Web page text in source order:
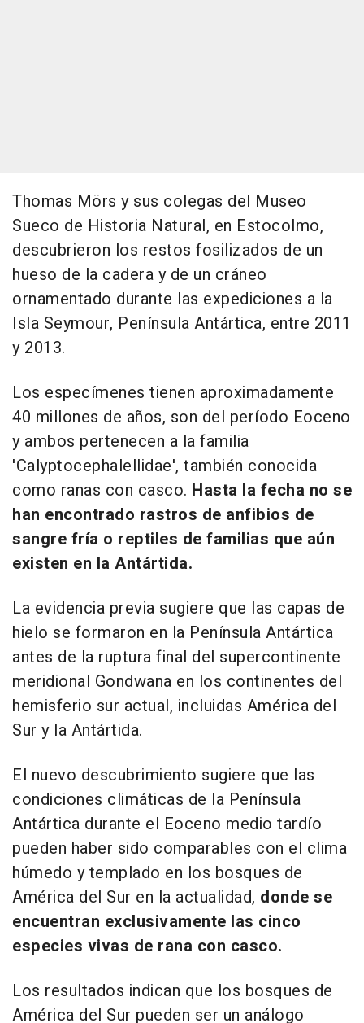
Thomas Mörs y sus colegas del Museo
Sueco de Historia Natural, en Estocolmo,
descubrieron los restos fosilizados de un
hueso de la cadera y de un cráneo
ornamentado durante las expediciones a la
Isla Seymour, Península Antártica, entre 2011
y 2013.
Los especímenes tienen aproximadamente
40 millones de años, son del período Eoceno
y ambos pertenecen a la familia
'Calyptocephalellidae', también conocida
como ranas con casco. Hasta la fecha no se
han encontrado rastros de anfibios de
sangre fría o reptiles de familias que aún
existen en la Antártida.
La evidencia previa sugiere que las capas de
hielo se formaron en la Península Antártica
antes de la ruptura final del supercontinente
meridional Gondwana en los continentes del
hemisferio sur actual, incluidas América del
Sur y la Antártida.
El nuevo descubrimiento sugiere que las
condiciones climáticas de la Península
Antártica durante el Eoceno medio tardío
pueden haber sido comparables con el clima
húmedo y templado en los bosques de
América del Sur en la actualidad, donde se
encuentran exclusivamente las cinco
especies vivas de rana con casco.
Los resultados indican que los bosques de
América del Sur pueden ser un análogo